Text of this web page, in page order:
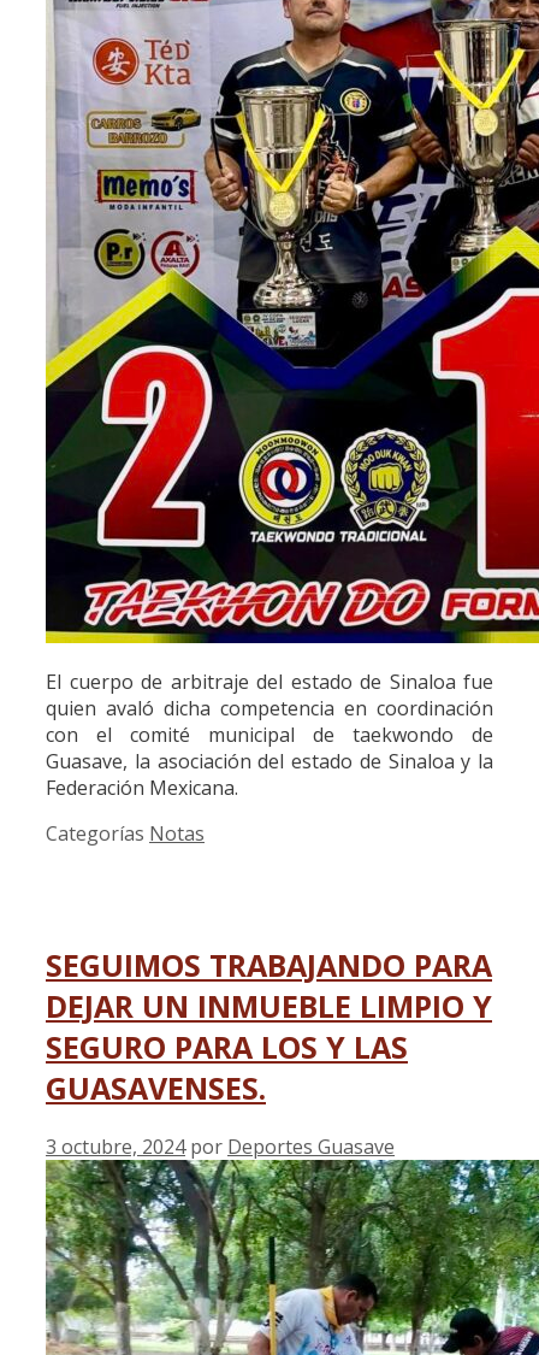
El cuerpo de arbitraje del estado de Sinaloa fue
quien avaló dicha competencia en coordinación
con el comité municipal de taekwondo de
Guasave, la asociación del estado de Sinaloa y la
Federación Mexicana.
Categorías Notas
SEGUIMOS TRABAJANDO PARA
DEJAR UN INMUEBLE LIMPIO Y
SEGURO PARA LOS Y LAS
GUASAVENSES.
3 octubre, 2024 por Deportes Guasave